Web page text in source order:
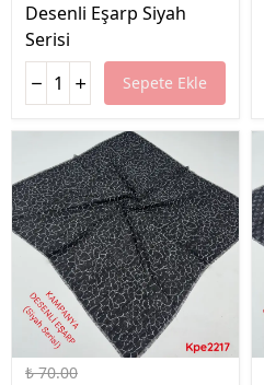
Desenli Eşarp Siyah
Serisi
Sepete Ekle
%46 İndirim
₺ 70.00